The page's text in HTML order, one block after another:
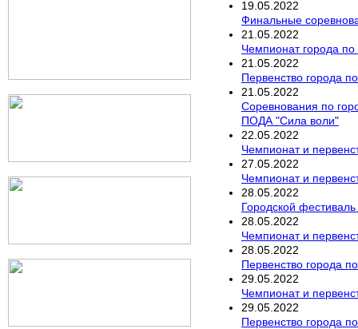
19 05 2022
Финальные
21 05 2022
Чемпионат города по
21 05 2022
Первенство города
21 05 2022
Соревнования по
ПОДА "Сила воли"
22 05 2022
Чемпионат и
27 05 2022
Чемпионат и
28 05 2022
Городской
28 05 2022
Чемпионат и
28 05 2022
Первенство города
29 05 2022
Чемпионат и
29 05 2022
Первенство города